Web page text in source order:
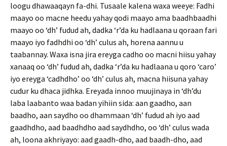
loogu dhawaaqayn fa-dhi. Tusaale kalena waxa weeye: Fadhi
maayo oo macne heedu yahay qodi maayo ama baadhbaadhi
maayo oo ‘dh’ fudud ah, dadka ‘r’da ku hadlaana u qoraan fari
maayo iyo fadhdhi oo ‘dh’ culus ah, horena aannu u
taabannay. Waxa isna jira ereyga cadho oo macni hiisu yahay
xanaaq oo ‘dh’ fudud ah, dadka ‘r’da ku hadlaana u qoro ‘caro’
iyo ereyga ‘cadhdho’ oo ‘dh’ culus ah, macna hiisuna yahay
cudur ku dhaca jidhka. Ereyada innoo muujinaya in ‘dh’du
laba laabanto waa badan yihiin sida: aan gaadho, aan
baadho, aan saydho oo dhammaan ‘dh’ fudud ah iyo aad
gaadhdho, aad baadhdho aad saydhdho, oo ‘dh’ culus wada
ah, loona akhriyayo: aad gaadh-dho, aad baadh-dho, aad